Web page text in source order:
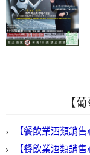
【
【餐飲業酒類銷
【餐飲業酒類銷